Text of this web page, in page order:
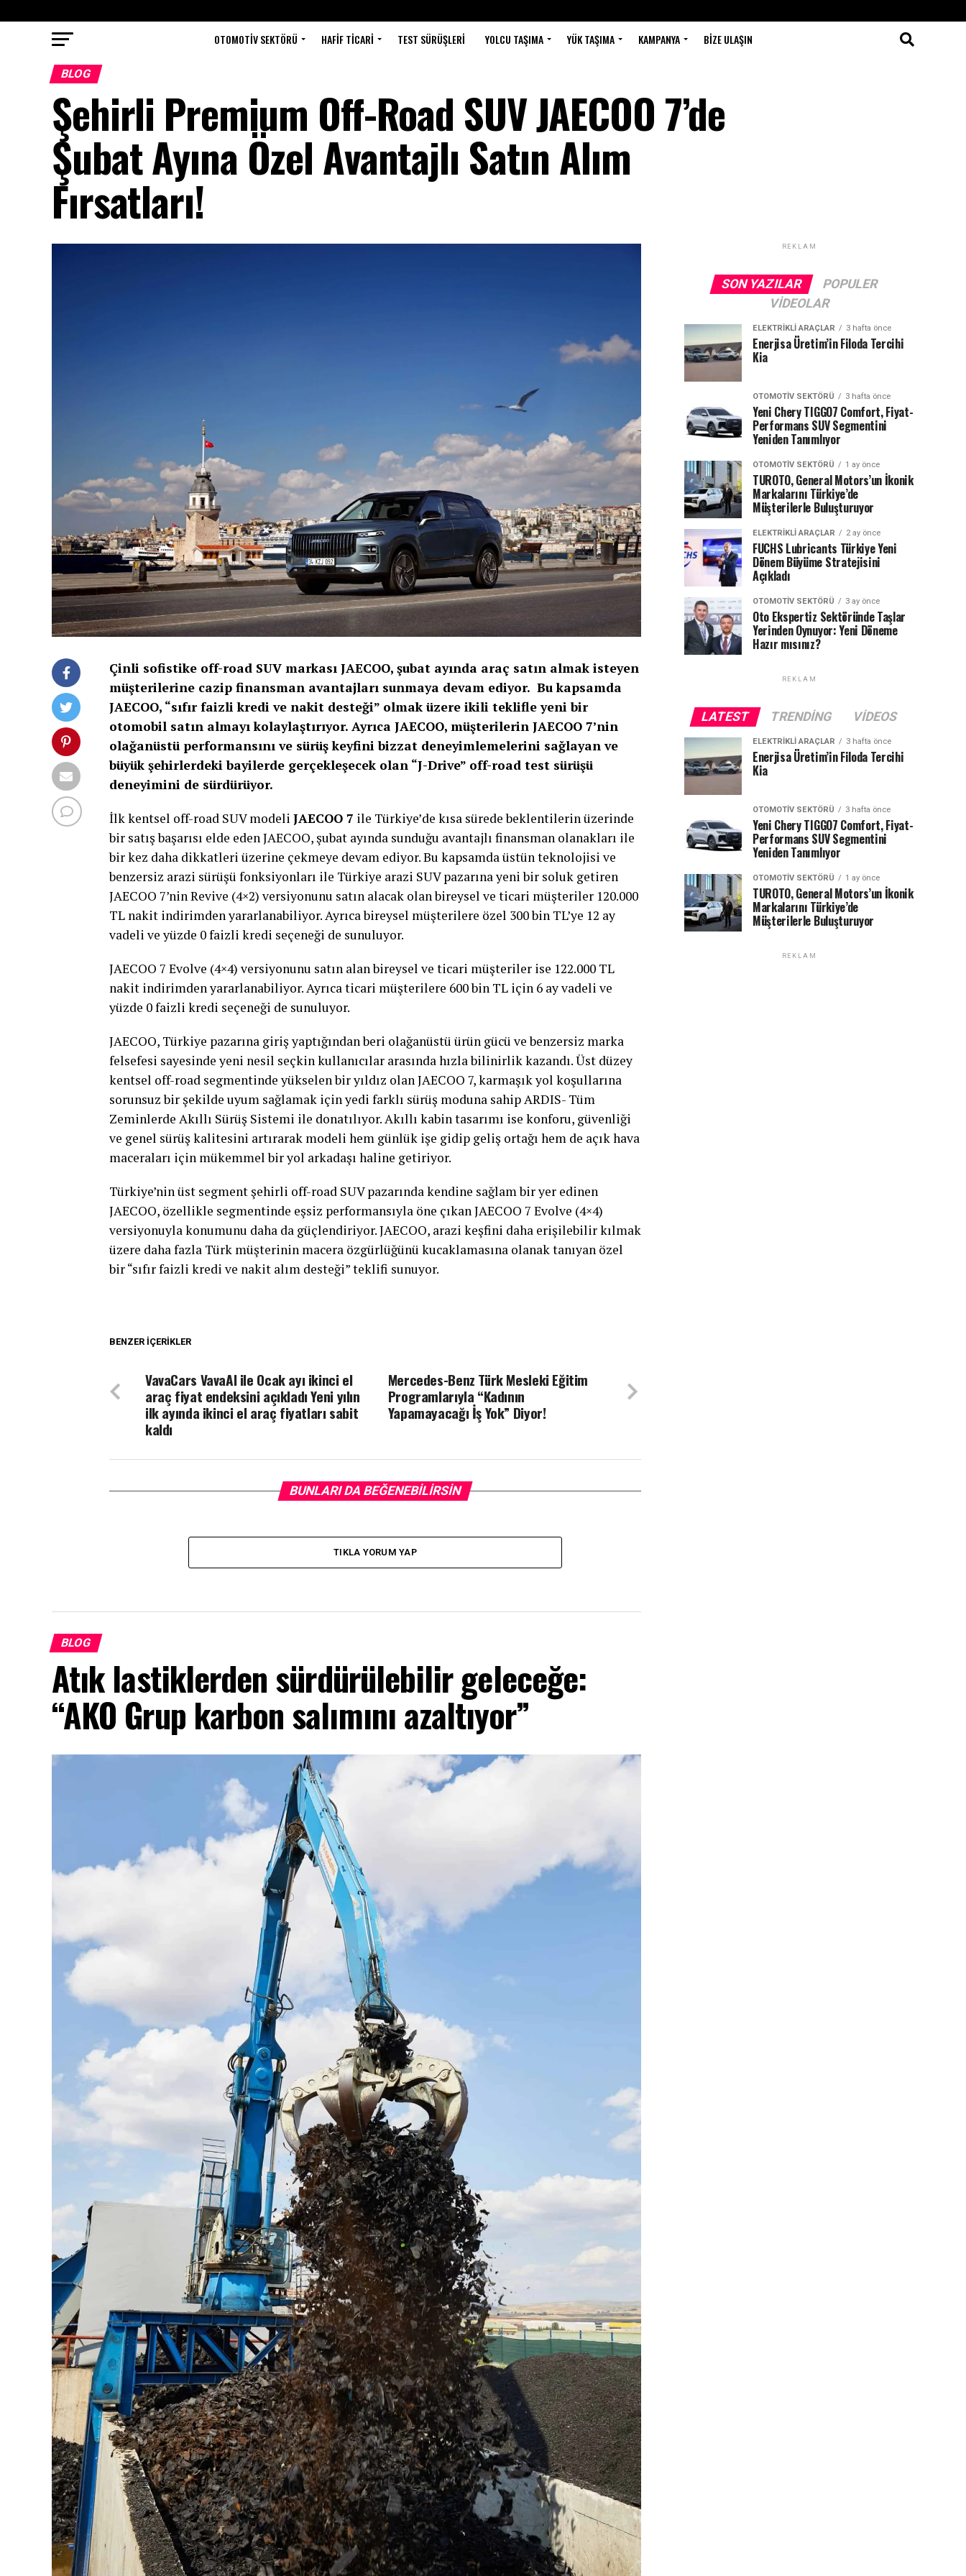
OTOMOTIV SEKTÖRÜ HAFIF TICARI TEST SÜRÜŞLERI YOLCU TAŞIMA YÜK TAŞIMA KAMPANYA BIZE ULAŞIN
BLOG
Şehirli Premium Off-Road SUV JAECOO 7’de
Şubat Ayına Özel Avantajlı Satın Alım
Fırsatları!
Çinli sofistike off-road SUV markası JAECOO, şubat ayında araç satın almak isteyen
müşterilerine cazip finansman avantajları sunmaya devam ediyor. Bu kapsamda
JAECOO, “sıfır faizli kredi ve nakit desteği” olmak üzere ikili teklifle yeni bir
otomobil satın almayı kolaylaştırıyor. Ayrıca JAECOO, müşterilerin JAECOO 7’nin
olağanüstü performansını ve sürüş keyfini bizzat deneyimlemelerini sağlayan ve
büyük şehirlerdeki bayilerde gerçekleşecek olan “J-Drive” off-road test sürüşü
deneyimini de sürdürüyor.
İlk kentsel off-road SUV modeli JAECOO 7 ile Türkiye’de kısa sürede beklentilerin üzerinde
bir satış başarısı elde eden JAECOO, şubat ayında sunduğu avantajlı finansman olanakları ile
bir kez daha dikkatleri üzerine çekmeye devam ediyor. Bu kapsamda üstün teknolojisi ve
benzersiz arazi sürüşü fonksiyonları ile Türkiye arazi SUV pazarına yeni bir soluk getiren
JAECOO 7’nin Revive (4×2) versiyonunu satın alacak olan bireysel ve ticari müşteriler 120.000
TL nakit indirimden yararlanabiliyor. Ayrıca bireysel müşterilere özel 300 bin TL’ye 12 ay
vadeli ve yüzde 0 faizli kredi seçeneği de sunuluyor.
JAECOO 7 Evolve (4×4) versiyonunu satın alan bireysel ve ticari müşteriler ise 122.000 TL
nakit indirimden yararlanabiliyor. Ayrıca ticari müşterilere 600 bin TL için 6 ay vadeli ve
yüzde 0 faizli kredi seçeneği de sunuluyor.
JAECOO, Türkiye pazarına giriş yaptığından beri olağanüstü ürün gücü ve benzersiz marka
felsefesi sayesinde yeni nesil seçkin kullanıcılar arasında hızla bilinirlik kazandı. Üst düzey
kentsel off-road segmentinde yükselen bir yıldız olan JAECOO 7, karmaşık yol koşullarına
sorunsuz bir şekilde uyum sağlamak için yedi farklı sürüş moduna sahip ARDIS- Tüm
Zeminlerde Akıllı Sürüş Sistemi ile donatılıyor. Akıllı kabin tasarımı ise konforu, güvenliği
ve genel sürüş kalitesini artırarak modeli hem günlük işe gidip geliş ortağı hem de açık hava
maceraları için mükemmel bir yol arkadaşı haline getiriyor.
Türkiye’nin üst segment şehirli off-road SUV pazarında kendine sağlam bir yer edinen
JAECOO, özellikle segmentinde eşsiz performansıyla öne çıkan JAECOO 7 Evolve (4×4)
versiyonuyla konumunu daha da güçlendiriyor. JAECOO, arazi keşfini daha erişilebilir kılmak
üzere daha fazla Türk müşterinin macera özgürlüğünü kucaklamasına olanak tanıyan özel
bir “sıfır faizli kredi ve nakit alım desteği” teklifi sunuyor.
BENZER İÇERIKLER
Mercedes-Benz Türk Mesleki Eğitim
Programlarıyla “Kadının
Yapamayacağı İş Yok” Diyor!
VavaCars VavaAI ile Ocak ayı ikinci el
araç fiyat endeksini açıkladı Yeni yılın
ilk ayında ikinci el araç fiyatları sabit
kaldı
BUNLARI DA BEĞENEBILIRSIN
TIKLA YORUM YAP
BLOG
Atık lastiklerden sürdürülebilir geleceğe:
“AKO Grup karbon salımını azaltıyor”
REKLAM
SON YAZILAR
POPULER
VIDEOLAR
ELEKTRIKLI ARAÇLAR 3 hafta önce
Enerjisa Üretim’in Filoda Tercihi
Kia
OTOMOTIV SEKTÖRÜ 3 hafta önce
Yeni Chery TIGGO7 Comfort, Fiyat-
Performans SUV Segmentini
Yeniden Tanımlıyor
OTOMOTIV SEKTÖRÜ 1 ay önce
TUROTO, General Motors’un İkonik
Markalarını Türkiye’de
Müşterilerle Buluşturuyor
ELEKTRIKLI ARAÇLAR 2 ay önce
FUCHS Lubricants Türkiye Yeni
Dönem Büyüme Stratejisini
Açıkladı
OTOMOTIV SEKTÖRÜ 3 ay önce
Oto Ekspertiz Sektöründe Taşlar
Yerinden Oynuyor: Yeni Döneme
Hazır mısınız?
REKLAM
LATEST TRENDING VIDEOS
ELEKTRIKLI ARAÇLAR 3 hafta önce
Enerjisa Üretim’in Filoda Tercihi
Kia
OTOMOTIV SEKTÖRÜ 3 hafta önce
Yeni Chery TIGGO7 Comfort, Fiyat-
Performans SUV Segmentini
Yeniden Tanımlıyor
OTOMOTIV SEKTÖRÜ 1 ay önce
TUROTO, General Motors’un İkonik
Markalarını Türkiye’de
Müşterilerle Buluşturuyor
REKLAM